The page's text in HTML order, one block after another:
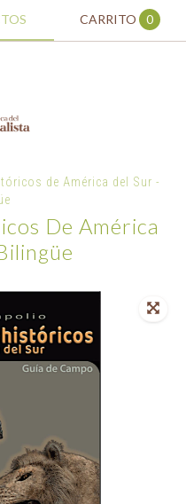
CARRITO 0
de América del Sur -
De América